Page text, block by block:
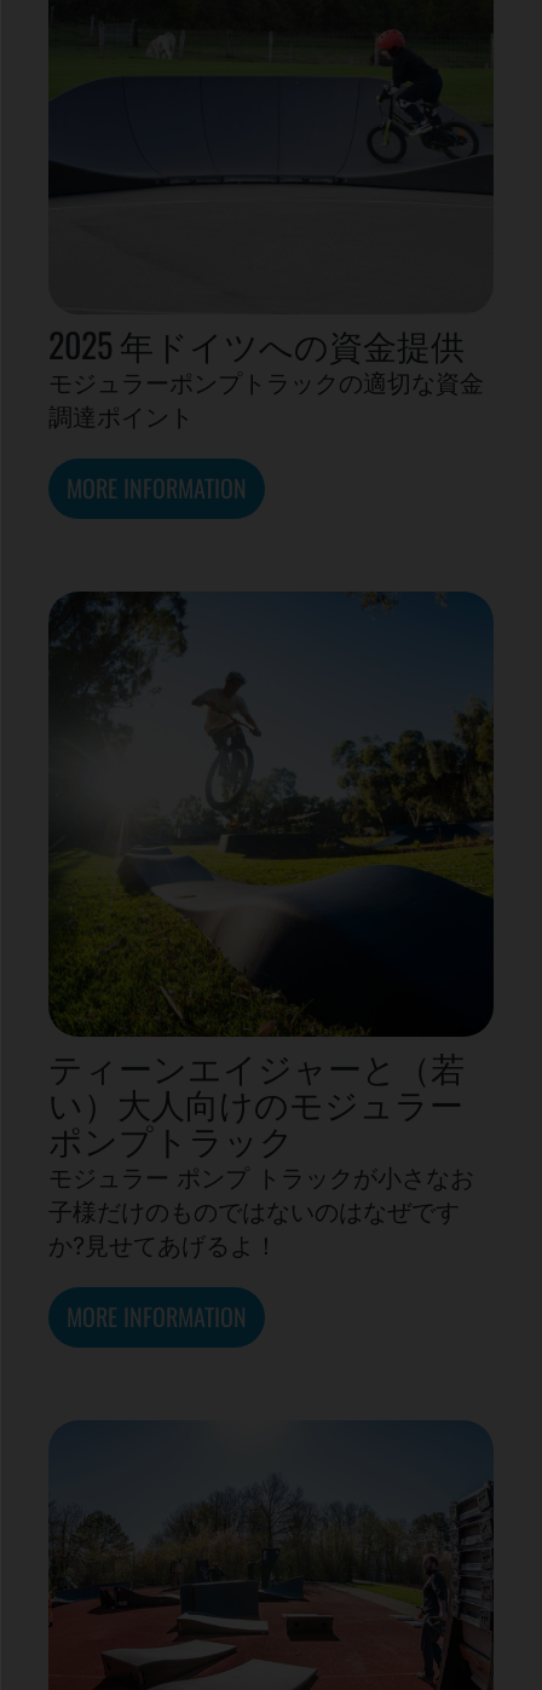
2025 年ドイツへの資金提供
モジュラーポンプトラックの適切な資金
調達ポイント
MORE INFORMATION
ティーンエイジャーと（若
い）大人向けのモジュラー
ポンプトラック
モジュラー ポンプ トラックが小さなお
子様だけのものではないのはなぜです
か?見せてあげるよ！
MORE INFORMATION